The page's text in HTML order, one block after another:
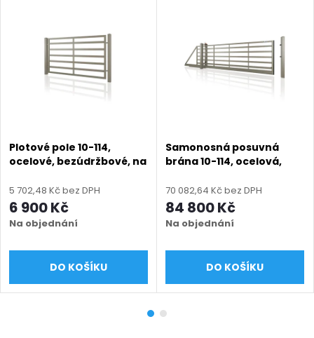
Plotové pole 10-114,
ocelové, bezúdržbové, na
mm, výška 750–2000
mm), šedá RAL 7030
matná
5 702,48 Kč bez DPH
6 900 Kč
Na objednání
DO KOŠÍKU
Samonosná posuvná
brána 10-114, ocelová,
(šířka 1500 - 6000 mm,
výška 750 - 2000 mm),
šedá RAL 7030 matná
70 082,64 Kč bez DPH
84 800 Kč
Na objednání
DO KOŠÍKU